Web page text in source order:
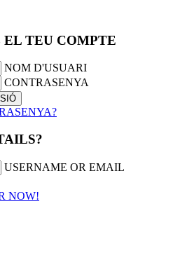
TEU COMPTE
NOM D'USUARI
CONTRASENYA
USERNAME OR EMAIL
NOW!